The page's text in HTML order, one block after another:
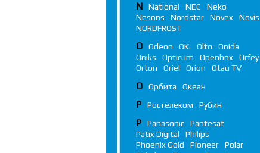
N National NEC
Neko
Nesons
Nordstar Novex
Novis
NORDFROST
O Odeon OK. Olto
Onida
Oniks
Opticum Openbox
Orfey
Orton
Oriel Orion Otau TV
О Орбита Океан
Р Ростелеком Рубин
P Panasonic
Pantesat
Patix Digital
Philips
Phoenix Gold
Pioneer
Polar